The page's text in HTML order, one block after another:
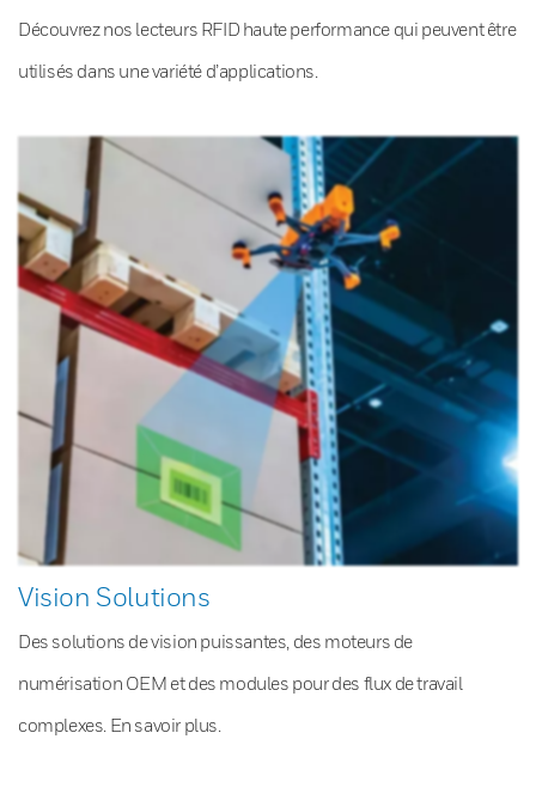
Découvrez nos lecteurs RFID haute performance qui peuvent être
utilisés dans une variété d’applications.
Vision Solutions
Des solutions de vision puissantes, des moteurs de
numérisation OEM et des modules pour des flux de travail
complexes. En savoir plus.